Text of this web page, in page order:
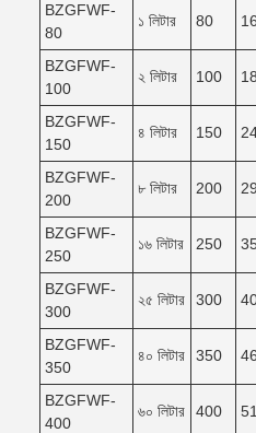
BZGFWF-
80
১ লিটার 80
BZGFWF-
100
২ লিটার 100
BZGFWF-
150
৪ লিটার 150
BZGFWF-
200
৮ লিটার 200
BZGFWF-
250
১৬ লিটার 250
BZGFWF-
300
২৫ লিটার 300
BZGFWF-
350
৪০ লিটার 350
BZGFWF-
400
৬০ লিটার 400